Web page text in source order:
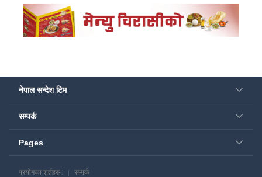
नेपाल सन्देश टिम
सम्पर्क
Pages
प्रयोगका शर्तहरु : सम्पर्क